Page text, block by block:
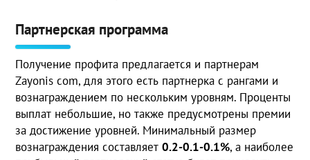
Партнерская программа
Получение профита предлагается и партнерам
Zayonis com, для этого есть партнерка с рангами и
вознаграждением по нескольким уровням. Проценты
выплат небольшие, но также предусмотрены премии
за достижение уровней. Минимальный размер
вознаграждения составляет0.2-0.1-0.1%, а наиболее